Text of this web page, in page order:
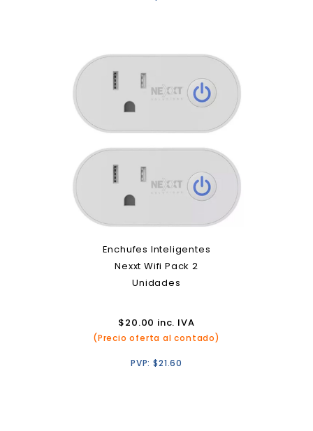
Enchufes Inteligentes
Nexxt Wifi Pack 2
Unidades
$20.00 inc. IVA
(Precio oferta al contado)
PVP:$21.60